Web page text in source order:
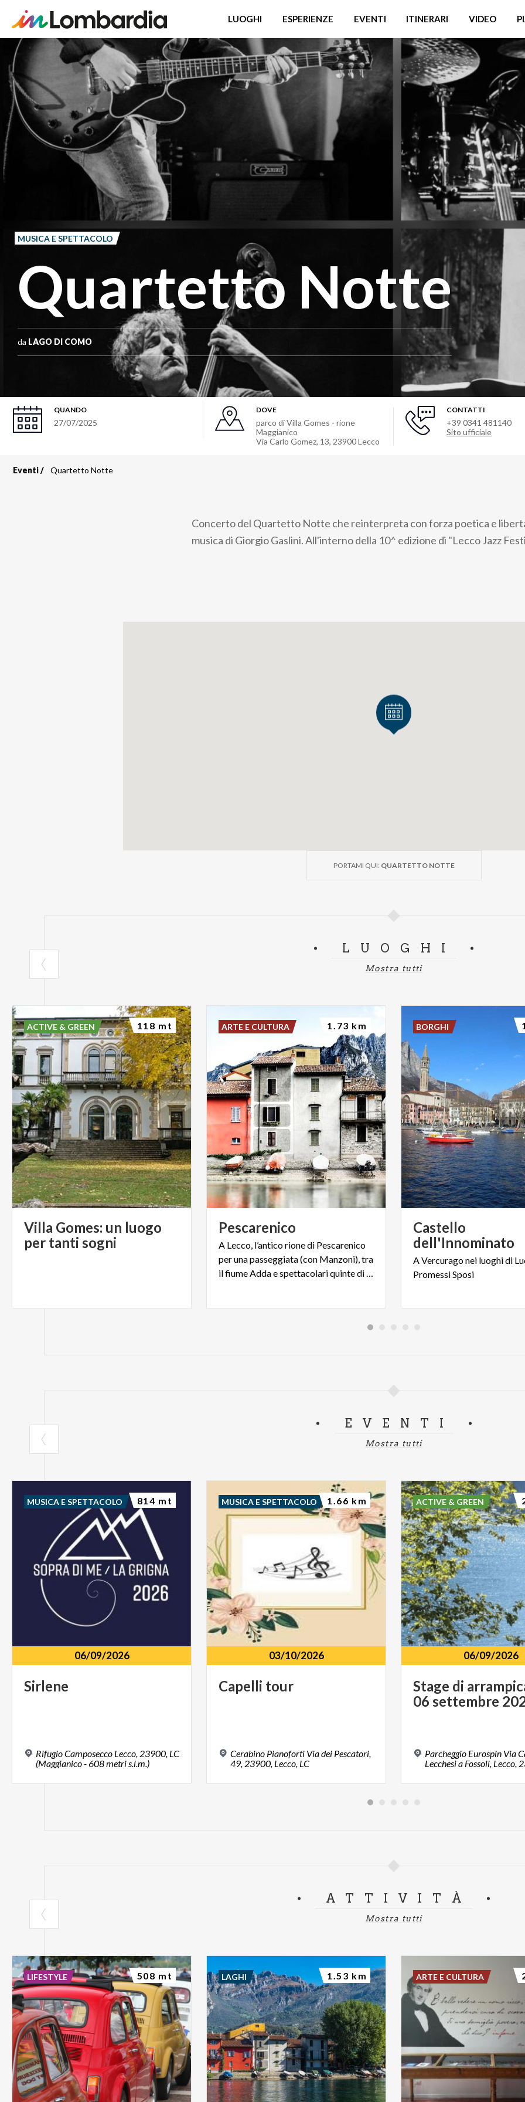
Salta
contenuto
principale
LUOGHI ESPERIENZE EVENTI ITINERARI VIDEO
MUSICA E SPETTACOLO
Quartetto Notte
da LAGO DI COMO
QUANDO
27/07/2025
DOVE
parco di Villa Gomes - rione
Maggianico
Via Carlo Gomez, 13, 23900Lecco
CONTATTI
+39 0341 481140
Sito ufficiale
Briciole
Eventi Quartetto Notte
Concerto del Quartetto Notte che reinterpreta con forza poetica e
musica di Giorgio Gaslini. All'interno della 10^ edizione di "Lecco Jazz
PORTAMI QUI: QUARTETTO NOTTE
LUOGHI
Mostra tutti
Villa Gomes: un luogo
per tanti sogni
ACTIVE & GREEN 118 mt
Pescarenico
A Lecco, l’antico rione di Pescarenico
per una passeggiata (con Manzoni), tra
il fiume Adda e spettacolari quinte di monti
ARTE E CULTURA 1.73 km
Castello
dell'Innominato
AVercuragonei luoghidi
PromessiSposi
BORGHI
EVENTI
Mostra tutti
06/09/2026
Sirlene
Rifugio Camposecco Lecco, 23900, LC
(Maggianico - 608 metri s.l.m.)
MUSICA E SPETTACOLO 814 mt
03/10/2026
Capelli tour
Cerabino Pianoforti Via dei Pescatori,
49, 23900, Lecco, LC
MUSICA E SPETTACOLO 1.66 km
06/09/2026
Stage di
06 settembre
Parcheggio Eurospin Via
Lecchesi a Fossoli, Lecco,
ACTIVE & GREEN
ATTIVITÀ
Mostra tutti
LIFESTYLE 508 mt LAGHI 1.53 km ARTE E CULTURA